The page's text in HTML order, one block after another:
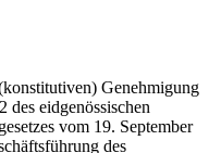
Genehmigung
eidgenössischen
vom 19. September
des